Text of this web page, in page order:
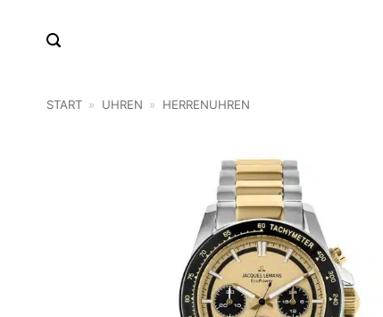
START » UHREN » HERRENUHREN